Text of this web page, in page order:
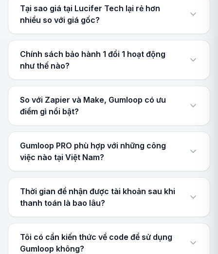
Tại sao giá tại Lucifer Tech lại rẻ hơn
nhiều so với giá gốc?
Chính sách bảo hành 1 đổi 1 hoạt động
như thế nào?
So với Zapier và Make, Gumloop có ưu
điểm gì nổi bật?
Gumloop PRO phù hợp với những công
việc nào tại Việt Nam?
Thời gian để nhận được tài khoản sau khi
thanh toán là bao lâu?
Tôi có cần kiến thức về code để sử dụng
Gumloop không?